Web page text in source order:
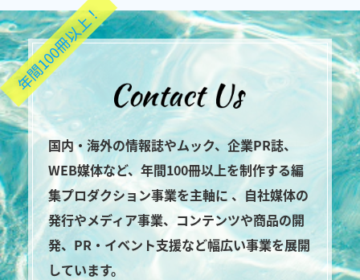
年間100冊以上！
国内・海外の情報誌やムック、企業PR誌、
WEB媒体など、年間100冊以上を制作する編
集プロダクション事業を主軸に 、自社媒体の
発行やメディア事業、コンテンツや商品の開
発、PR・イベント支援など幅広い事業を展開
しています。